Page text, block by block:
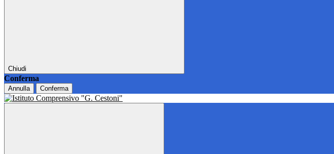
Chiudi
Conferma
Annulla Conferma